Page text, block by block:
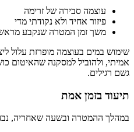
עוצמה סבירה של זרימה
פיזור אחיד ולא נקודתי מדי
משך זמן המטרה שנקבע
שימוש במים בעוצמה מופרזת עלול
אמיתי, ולהוביל למסקנה שהאיטום
גשם רגילים.
תיעוד בזמן אמת
במהלך ההמטרה ובשעה שאחריה,